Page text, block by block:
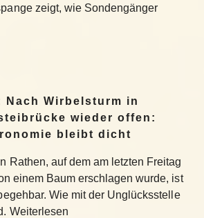
zeigt, wie Sondengänger
Nach Wirbelsturm in
wieder offen:
bleibt dicht
Rathen, auf dem am letzten Freitag
einem Baum erschlagen wurde, ist
Wie mit der Unglücksstelle
Weiterlesen